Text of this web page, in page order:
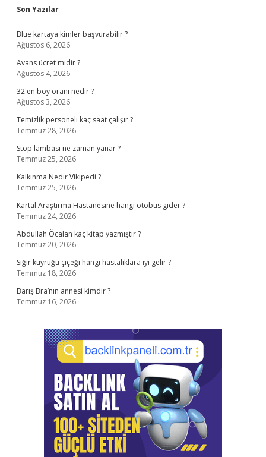
Sidebar
Son Yazılar
Blue kartaya kimler başvurabilir ?
Ağustos 6, 2026
Avans ücret midir ?
Ağustos 4, 2026
32 en boy oranı nedir ?
Ağustos 3, 2026
Temizlik personeli kaç saat çalışır ?
Temmuz 28, 2026
Stop lambası ne zaman yanar ?
Temmuz 25, 2026
Kalkınma Nedir Vikipedi ?
Temmuz 25, 2026
Kartal Araştırma Hastanesine hangi otobüs gider ?
Temmuz 24, 2026
Abdullah Öcalan kaç kitap yazmıştır ?
Temmuz 20, 2026
Sığır kuyruğu çiçeği hangi hastalıklara iyi gelir ?
Temmuz 18, 2026
Barış Bra’nın annesi kimdir ?
Temmuz 16, 2026